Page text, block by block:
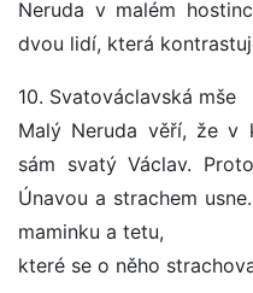
Neruda v malém
dvou lidí, která
10. Svatováclavská mše
Malý Neruda věří, že v
sám svatý Václav.
Únavou a strachem
maminku a tetu,
které se o něho